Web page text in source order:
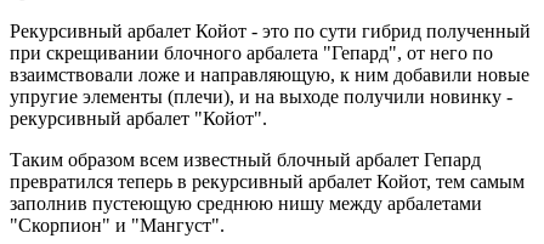
Рекурсивный арбалет Койот - это по сути гибрид полученный
при скрещивании блочного арбалета "Гепард", от него по
взаимствовали ложе и направляющую, к ним добавили новые
упругие элементы (плечи), и на выходе получили новинку -
рекурсивный арбалет "Койот".
Таким образом всем известный блочный арбалет Гепард
превратился теперь в рекурсивный арбалет Койот, тем самым
заполнив пустеющую среднюю нишу между арбалетами
"Скорпион" и "Мангуст".